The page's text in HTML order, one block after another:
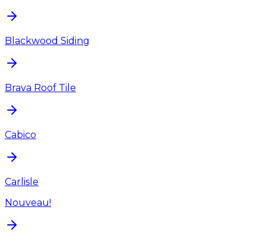
Blackwood Siding
Brava Roof Tile
Cabico
Carlisle
Nouveau!